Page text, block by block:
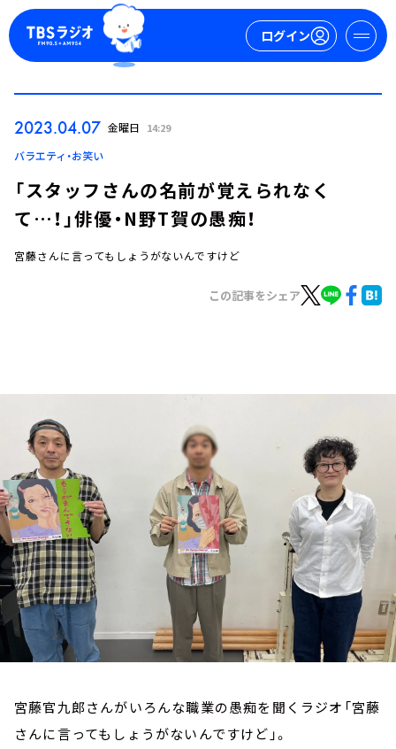
ログイン
ログイン
イベント・グッズ
YouTube
会社情報
2023.04.07 金曜日 14:29
バラエティ・お笑い
「スタッフさんの名前が覚えられなく
て…！」俳優・N野T賀の愚痴！
宮藤さんに言ってもしょうがないんですけど
この記事をシェア
宮藤官九郎さんがいろんな職業の愚痴を聞くラジオ「宮藤
さんに言ってもしょうがないんですけど」。